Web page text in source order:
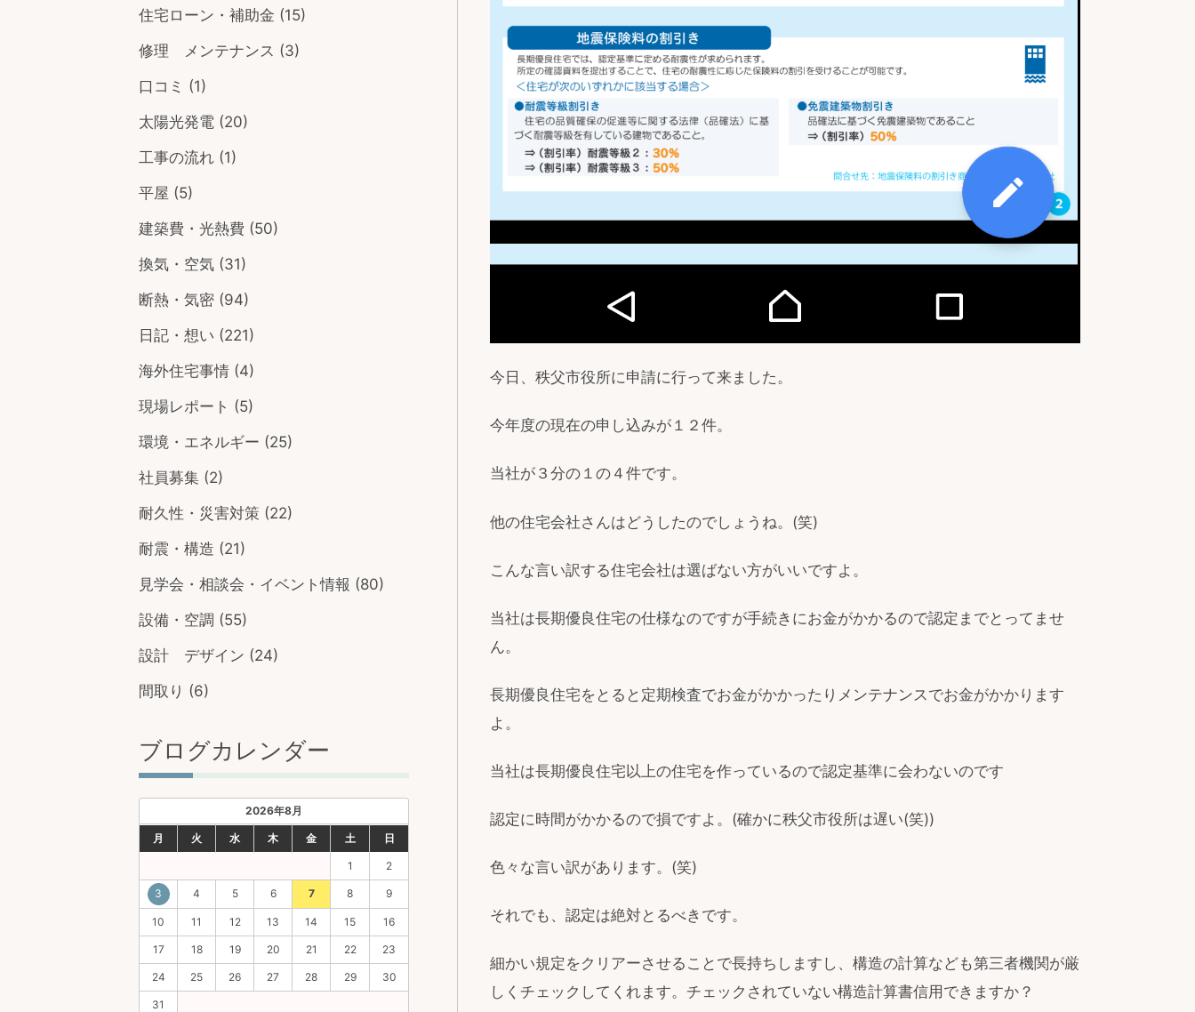
今日、秩父市役所に申請に行って来ました。
今年度の現在の申し込みが１２件。
当社が３分の１の４件です。
他の住宅会社さんはどうしたのでしょうね。(笑)
こんな言い訳する住宅会社は選ばない方がいいですよ。
当社は長期優良住宅の仕様なのですが手続きにお金がかかるので認定までとってませ
ん。
長期優良住宅をとると定期検査でお金がかかったりメンテナンスでお金がかかります
よ。
当社は長期優良住宅以上の住宅を作っているので認定基準に会わないのです
認定に時間がかかるので損ですよ。(確かに秩父市役所は遅い(笑))
色々な言い訳があります。(笑)
それでも、認定は絶対とるべきです。
細かい規定をクリアーさせることで長持ちしますし、構造の計算なども第三者機関が厳
しくチェックしてくれます。チェックされていない構造計算書信用できますか？
住宅ローン・補助金 (15)
修理 メンテナンス (3)
口コミ (1)
太陽光発電 (20)
工事の流れ (1)
平屋 (5)
建築費・光熱費 (50)
換気・空気 (31)
断熱・気密 (94)
日記・想い (221)
海外住宅事情 (4)
現場レポート (5)
環境・エネルギー (25)
社員募集 (2)
耐久性・災害対策 (22)
耐震・構造 (21)
見学会・相談会・イベント情報 (80)
設備・空調 (55)
設計 デザイン (24)
間取り (6)
ブログカレンダー
2026年8月
月 火 水 木 金 土 日
1 2
3 4 5 6 7 8 9
10 11 12 13 14 15 16
17 18 19 20 21 22 23
24 25 26 27 28 29 30
31